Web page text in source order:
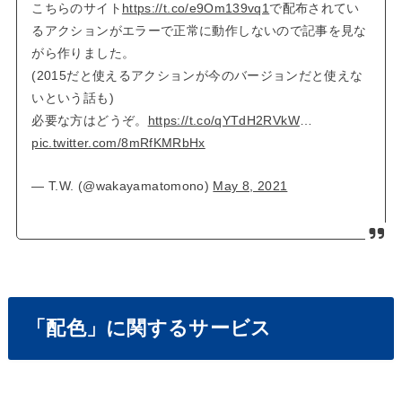
こちらのサイト https://t.co/e9Om139vq1 で配布されてい
るアクションがエラーで正常に動作しないので記事を見な
がら作りました。
(2015だと使えるアクションが今のバージョンだと使えな
いという話も)
必要な方はどうぞ。 https://t.co/qYTdH2RVkW…
pic.twitter.com/8mRfKMRbHx
— T.W. (@wakayamatomono) May 8, 2021
「配色」に関するサービス